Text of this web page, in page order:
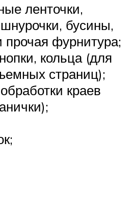
ленточки,
бусины,
прочая фурнитура;
кольца (для
страниц);
краев